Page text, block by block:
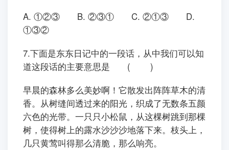
A. ①②③ B. ②③① C. ②①③ D.
①③②
7.下面是东东日记中的一段话，从中我们可以知
道这段话的主要意思是 ( )
早晨的森林多么美妙啊！它散发出阵阵草木的清
香。从树缝间透过来的阳光，织成了无数条五颜
六色的光带。一只只小松鼠，从这棵树跳到那棵
树，使得树上的露水沙沙沙地落下来。枝头上，
几只黄莺叫得那么清脆，那么响亮。